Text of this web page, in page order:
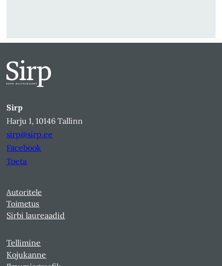
Sirp
Harju 1, 10146 Tallinn
sirp@sirp.ee
Facebook
Toeta
Autoritele
Toimetus
Sirbi laureaadid
Tellimine
Kojukanne